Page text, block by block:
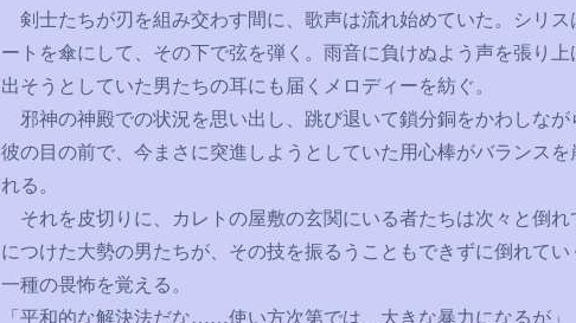
剣士たちが刃を組み交わす間に、歌声は流れ始めていた。シリス
ートを傘にして、その下で弦を弾く。雨音に負けぬよう声を張り
出そうとしていた男たちの耳にも届くメロディーを紡ぐ。
邪神の神殿での状況を思い出し、跳び退いて鎖分銅をかわしなが
彼の目の前で、今まさに突進しようとしていた用心棒がバランス
れる。
それを皮切りに、カレトの屋敷の玄関にいる者たちは次々と倒れ
につけた大勢の男たちが、その技を振るうこともできずに倒れて
一種の畏怖を覚える。
「平和的な解決法だな……使い方次第では、大きな暴力になるが」